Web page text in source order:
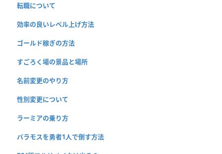
転職について
効率の良いレベル上げ方法
ゴールド稼ぎの方法
すごろく場の景品と場所
名前変更のやり方
性別変更について
ラーミアの乗り方
バラモスを勇者1人で倒す方法